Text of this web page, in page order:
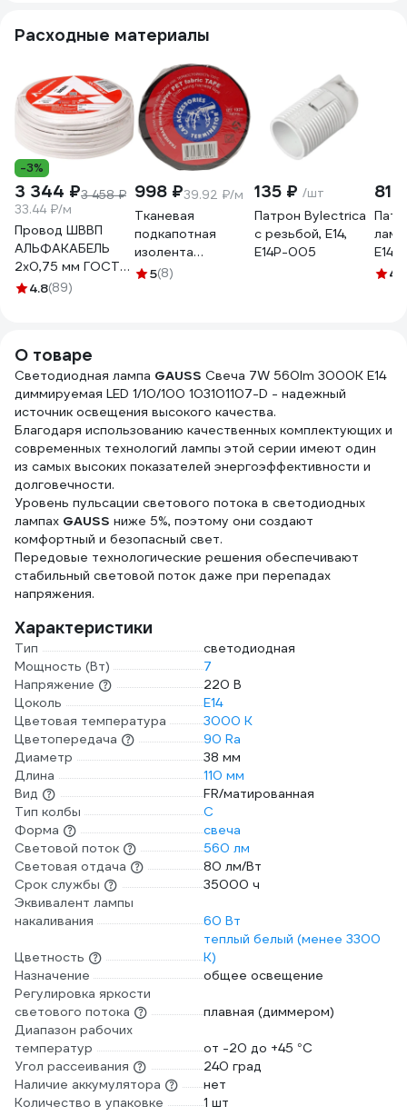
Расходные материалы
-3%
3 344 ₽3 458 ₽
33.44 ₽/м
Провод ШВВП
АЛЬФАКАБЕЛЬ
2х0,75 мм ГОСТ
100 м 05142
4.8(89)
998 ₽39.92 ₽/м
Тканевая
подкапотная
изолента
Terminator Izt
5(8)
135 ₽ /шт
Патрон Bylectrica
с резьбой, Е14,
Е14Р-005
81
E14,
4
О товаре
Светодиодная лампа GAUSS Свеча 7W 560lm 3000К Е14
диммируемая LED 1/10/100 103101107-D - надежный
источник освещения высокого качества.
Благодаря использованию качественных комплектующих и
современных технологий лампы этой серии имеют один
из самых высоких показателей энергоэффективности и
долговечности.
Уровень пульсации светового потока в светодиодных
лампах GAUSS ниже 5%, поэтому они создают
комфортный и безопасный свет.
Передовые технологические решения обеспечивают
стабильный световой поток даже при перепадах
напряжения.
Характеристики
Тип
светодиодная
Мощность (Вт)
7
Напряжение
220 В
Цоколь
E14
Цветовая температура
3000 К
Цветопередача
90 Ra
Диаметр
38 мм
Длина
110 мм
Вид
FR/матированная
Тип колбы
C
Форма
свеча
Световой поток
560 лм
Световая отдача
80 лм/Вт
Срок службы
35000 ч
Эквивалент лампы
накаливания
60 Вт
Цветность
теплый белый (менее 3300
К)
Назначение
общее освещение
Регулировка яркости
светового потока
плавная (диммером)
Диапазон рабочих
температур
от -20 до +45 °С
Угол рассеивания
240 град
Наличие аккумулятора
нет
Количество в упаковке
1 шт